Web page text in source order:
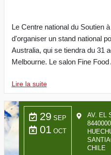
Le Centre national du Soutien
d'organiser un stand national
Australia, qui se tiendra du 31
Melbourne. Le salon Fine Food
Lire la suite
29 SEP
01 OCT
AV. EL
8440000
CHILE